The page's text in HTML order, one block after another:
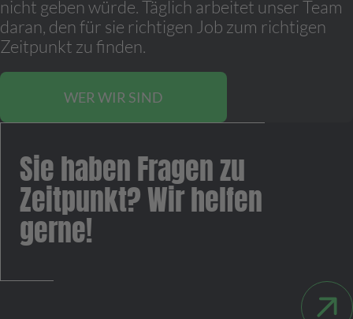
nicht geben würde. Täglich arbeitet unser Team
daran, den für sie richtigen Job zum richtigen
Zeitpunkt zu finden.
WER WIR SIND
Sie haben Fragen zu
Zeitpunkt? Wir helfen
gerne!